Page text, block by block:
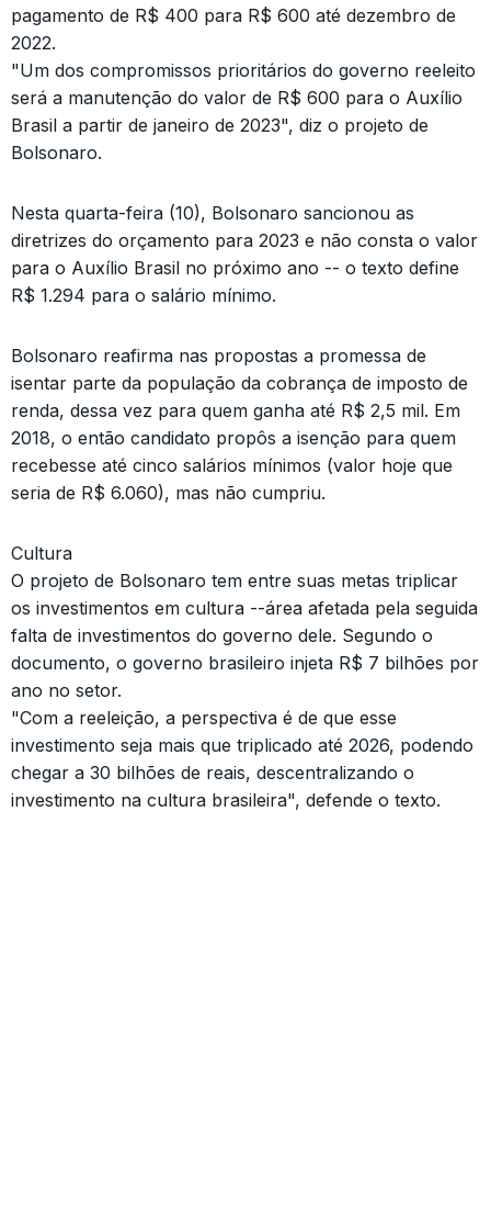
pagamento de R$ 400 para R$ 600 até dezembro de
2022.
"Um dos compromissos prioritários do governo reeleito
será a manutenção do valor de R$ 600 para o Auxílio
Brasil a partir de janeiro de 2023", diz o projeto de
Bolsonaro.
Nesta quarta-feira (10), Bolsonaro sancionou as
diretrizes do orçamento para 2023 e não consta o valor
para o Auxílio Brasil no próximo ano -- o texto define
R$ 1.294 para o salário mínimo.
Bolsonaro reafirma nas propostas a promessa de
isentar parte da população da cobrança de imposto de
renda, dessa vez para quem ganha até R$ 2,5 mil. Em
2018, o então candidato propôs a isenção para quem
recebesse até cinco salários mínimos (valor hoje que
seria de R$ 6.060), mas não cumpriu.
Cultura
O projeto de Bolsonaro tem entre suas metas triplicar
os investimentos em cultura --área afetada pela seguida
falta de investimentos do governo dele. Segundo o
documento, o governo brasileiro injeta R$ 7 bilhões por
ano no setor.
"Com a reeleição, a perspectiva é de que esse
investimento seja mais que triplicado até 2026, podendo
chegar a 30 bilhões de reais, descentralizando o
investimento na cultura brasileira", defende o texto.